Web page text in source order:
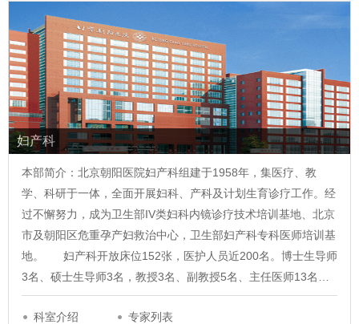
妇产科
本部简介：北京朝阳医院妇产科组建于1958年，集医疗、教
学、科研于一体，全面开展妇科、产科及计划生育诊疗工作。经
过不懈努力，成为卫生部IV类妇科内镜诊疗技术培训基地、北京
市及朝阳区危重孕产妇救治中心，卫生部妇产科专科医师培训基
地。 妇产科开放床位152张，医护人员近200名。博士生导师
3名、硕士生导师3名，教授3名、副教授5名、主任医师13名…
科室介绍 专家列表